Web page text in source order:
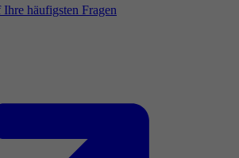
häufigsten Fragen